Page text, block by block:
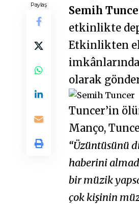
Paylaş
Semih
etkinlikte
Etkinlikten
olarak
Tuncer’in
Manço,
“Üzüntüsünü
haberini
bir müzik
çok kişinin